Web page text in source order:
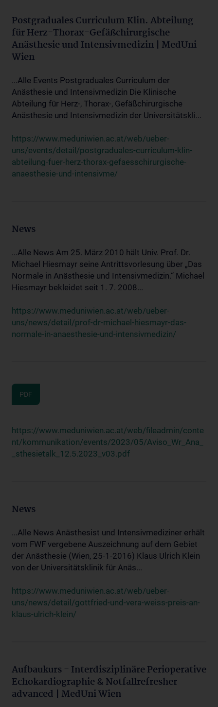
Postgraduales Curriculum Klin. Abteilung
für Herz-Thorax-Gefäßchirurgische
Anästhesie und Intensivmedizin | MedUni
Wien
...Alle Events Postgraduales Curriculum der
Anästhesie und Intensivmedizin Die Klinische
Abteilung für Herz-, Thorax-, Gefäßchirurgische
Anästhesie und Intensivmedizin der Universitätskli...
https://www.meduniwien.ac.at/web/ueber-
uns/events/detail/postgraduales-curriculum-klin-
abteilung-fuer-herz-thorax-gefaesschirurgische-
anaesthesie-und-intensivme/
News
...Alle News Am 25. März 2010 hält Univ. Prof. Dr.
Michael Hiesmayr seine Antrittsvorlesung über „Das
Normale in Anästhesie und Intensivmedizin.“ Michael
Hiesmayr bekleidet seit 1. 7. 2008...
https://www.meduniwien.ac.at/web/ueber-
uns/news/detail/prof-dr-michael-hiesmayr-das-
normale-in-anaesthesie-und-intensivmedizin/
PDF
https://www.meduniwien.ac.at/web/fileadmin/conte
nt/kommunikation/events/2023/05/Aviso_Wr_Ana_
_sthesietalk_12.5.2023_v03.pdf
News
...Alle News Anästhesist und Intensivmediziner erhält
vom FWF vergebene Auszeichnung auf dem Gebiet
der Anästhesie (Wien, 25-1-2016) Klaus Ulrich Klein
von der Universitätsklinik für Anäs...
https://www.meduniwien.ac.at/web/ueber-
uns/news/detail/gottfried-und-vera-weiss-preis-an-
klaus-ulrich-klein/
Aufbaukurs - Interdisziplinäre Perioperative
Echokardiographie & Notfallrefresher
advanced | MedUni Wien